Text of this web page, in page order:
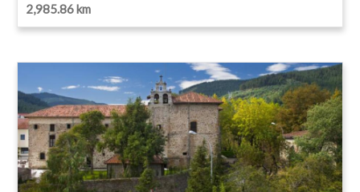
2,985.86 km